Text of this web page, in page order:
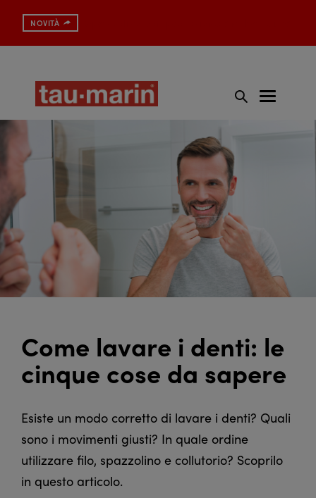
NOVITÀ
Come lavare i denti: le
cinque cose da sapere
Esiste un modo corretto di lavare i denti? Quali
sono i movimenti giusti? In quale ordine
utilizzare filo, spazzolino e collutorio? Scoprilo
in questo articolo.